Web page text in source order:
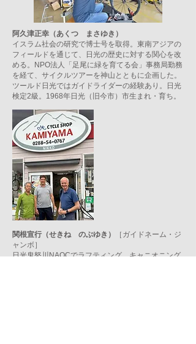
阿久津正幸（あくつ まさゆき）
イスラム社会の研究で博士号を取得。東南アジアの
フィールドを通じて、日光の歴史に対する関心を改
める。NPO法人「足尾に緑を育てる会」事務局勤務
を経て、サイクルツアーを神山とともに企画した。
ツールド日光ではガイドライダーの経験あり。日光
検定2級。1968年日光（旧今市）市生まれ・育ち。
関根宣行（せきね のぶゆき）
［ガイドネーム・ジ
ャンボ］
日光鬼怒川NAOCでラフティング、キャニオニング